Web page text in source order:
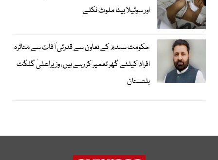
اور سوتیلا بیٹا ملوث نکلے
حکومت سندھ کے تعاون سے قدرتی آفات سے متاثرہ
افراد کیلئے گھر تعمیر کر رہے ہیں، وزیراعلیٰ گلگت
بلتستان